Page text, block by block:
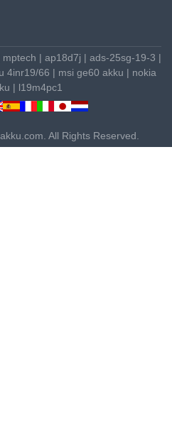
mptech | ap18d7j | ads-25sg-19-3 |
4inr19/66 | msi ge60 akku | nokia
| l19m4pc1
All Rights Reserved.